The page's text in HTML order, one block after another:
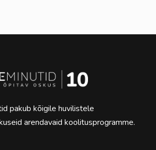
pakub kõigile huvilistele
arendavaid koolitusprogramme.